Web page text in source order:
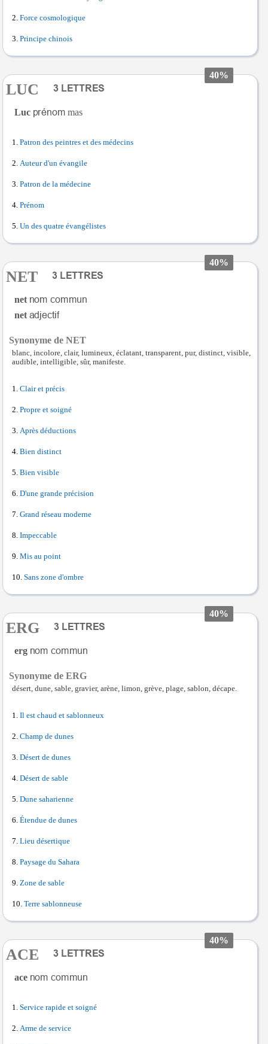
Force cosmologique
Principe chinois
40%
LUC
Luc mas
Patron des peintres et des médecins
Auteur d'un évangile
Patron de la médecine
Prénom
Un des quatre évangélistes
40%
NET
net
net
Synonyme de NET
blanc, incolore, clair, lumineux, éclatant, transparent, pur, distinct, visible,
audible, intelligible, sûr, manifeste.
Clair et précis
Propre et soigné
Après déductions
Bien distinct
Bien visible
D'une grande précision
Grand réseau moderne
Impeccable
Mis au point
Sans zone d'ombre
40%
ERG
erg
Synonyme de ERG
désert, dune, sable, gravier, arène, limon, grève, plage, sablon, décape.
Il est chaud et sablonneux
Champ de dunes
Désert de dunes
Désert de sable
Dune saharienne
Étendue de dunes
Lieu désertique
Paysage du Sahara
Zone de sable
Terre sablonneuse
40%
ACE
ace
Service rapide et soigné
Arme de service